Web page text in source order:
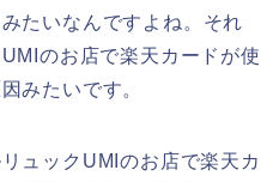
たいなんですよね。それ
のお店で楽天カードが使
みたいです。
ュックUMIのお店で楽天カ